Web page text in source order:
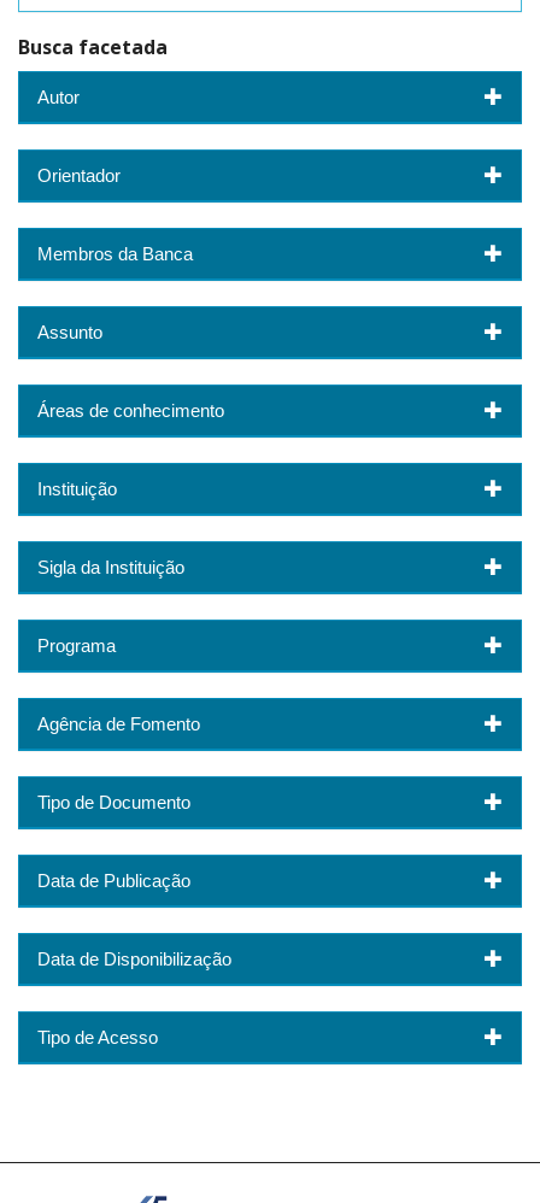
Busca facetada
Autor
Orientador
Membros da Banca
Assunto
Áreas de conhecimento
Instituição
Sigla da Instituição
Programa
Agência de Fomento
Tipo de Documento
Data de Publicação
Data de Disponibilização
Tipo de Acesso